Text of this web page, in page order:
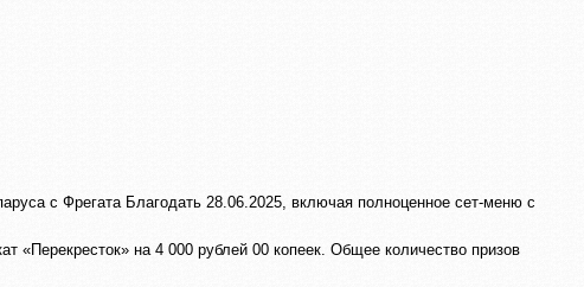
с Фрегата Благодать 28.06.2025, включая полноценное сет-меню с
«Перекресток» на 4 000 рублей 00 копеек. Общее количество призов